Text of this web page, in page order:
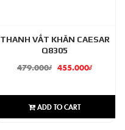
THANH VẮT KHĂN CAESAR
Q8305
479.000₫ 455.000₫
ADD TO CART